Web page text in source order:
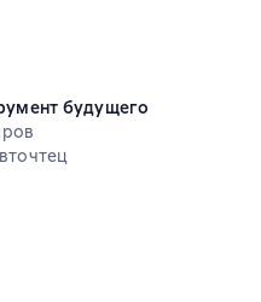
будущего
0 на основе 0 оценок